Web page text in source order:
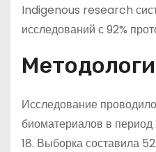
Indigenous research
исследований с 92%
Исследование
биоматериалов в
18. Выборка составила